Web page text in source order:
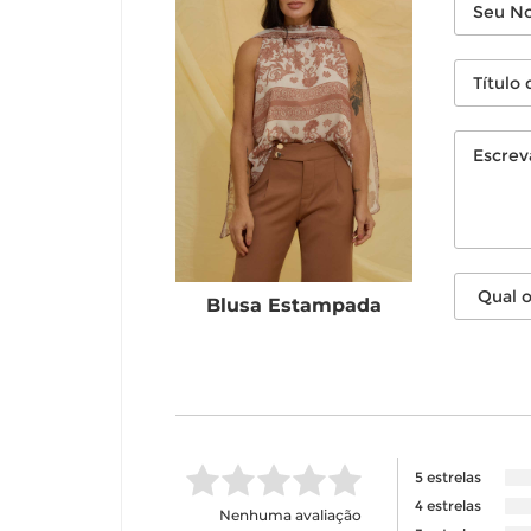
Blusa Estampada
Nenhuma avaliação
5 estrelas
4 estrelas